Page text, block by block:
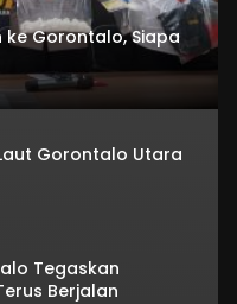
ke Gorontalo, Siapa
Gorontalo Utara
Tegaskan
Berjalan